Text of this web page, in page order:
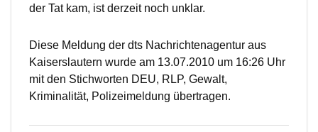
der Tat kam, ist derzeit noch unklar.
Diese Meldung der dts Nachrichtenagentur aus
Kaiserslautern wurde am 13.07.2010 um 16:26 Uhr
mit den Stichworten DEU, RLP, Gewalt,
Kriminalität, Polizeimeldung übertragen.